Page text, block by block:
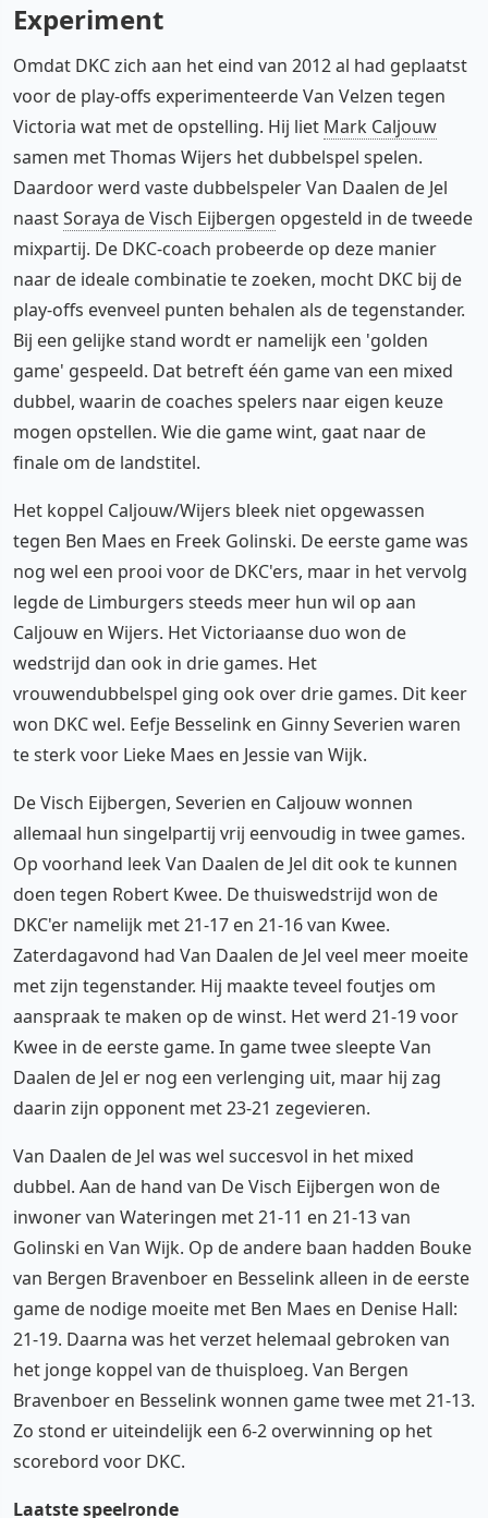
Experiment
Omdat DKC zich aan het eind van 2012 al had geplaatst
voor de play-offs experimenteerde Van Velzen tegen
Victoria wat met de opstelling. Hij liet Mark Caljouw
samen met Thomas Wijers het dubbelspel spelen.
Daardoor werd vaste dubbelspeler Van Daalen de Jel
naastSoraya de Visch Eijbergen opgesteld in de tweede
mixpartij. De DKC-coach probeerde op deze manier
naar de ideale combinatie te zoeken, mocht DKC bij de
play-offs evenveel punten behalen als de tegenstander.
Bij een gelijke stand wordt er namelijk een 'golden
game' gespeeld. Dat betreft één game van een mixed
dubbel, waarin de coaches spelers naar eigen keuze
mogen opstellen. Wie die game wint, gaat naar de
finale om de landstitel.
Het koppel Caljouw/Wijers bleek niet opgewassen
tegen Ben Maes en Freek Golinski. De eerste game was
nog wel een prooi voor de DKC'ers, maar in het vervolg
legde de Limburgers steeds meer hun wil op aan
Caljouw en Wijers. Het Victoriaanse duo won de
wedstrijd dan ook in drie games. Het
vrouwendubbelspel ging ook over drie games. Dit keer
won DKC wel. Eefje Besselink en Ginny Severien waren
te sterk voor Lieke Maes en Jessie van Wijk.
De Visch Eijbergen, Severien en Caljouw wonnen
allemaal hun singelpartij vrij eenvoudig in twee games.
Op voorhand leek Van Daalen de Jel dit ook te kunnen
doen tegen Robert Kwee. De thuiswedstrijd won de
DKC'er namelijk met 21-17 en 21-16 van Kwee.
Zaterdagavond had Van Daalen de Jel veel meer moeite
met zijn tegenstander. Hij maakte teveel foutjes om
aanspraak te maken op de winst. Het werd 21-19 voor
Kwee in de eerste game. In game twee sleepte Van
Daalen de Jel er nog een verlenging uit, maar hij zag
daarin zijn opponent met 23-21 zegevieren.
Van Daalen de Jel was wel succesvol in het mixed
dubbel. Aan de hand van De Visch Eijbergen won de
inwoner van Wateringen met 21-11 en 21-13 van
Golinski en Van Wijk. Op de andere baan hadden Bouke
van Bergen Bravenboer en Besselink alleen in de eerste
game de nodige moeite met Ben Maes en Denise Hall:
21-19. Daarna was het verzet helemaal gebroken van
het jonge koppel van de thuisploeg. Van Bergen
Bravenboer en Besselink wonnen game twee met 21-13.
Zo stond er uiteindelijk een 6-2 overwinning op het
scorebord voor DKC.
Laatste speelronde